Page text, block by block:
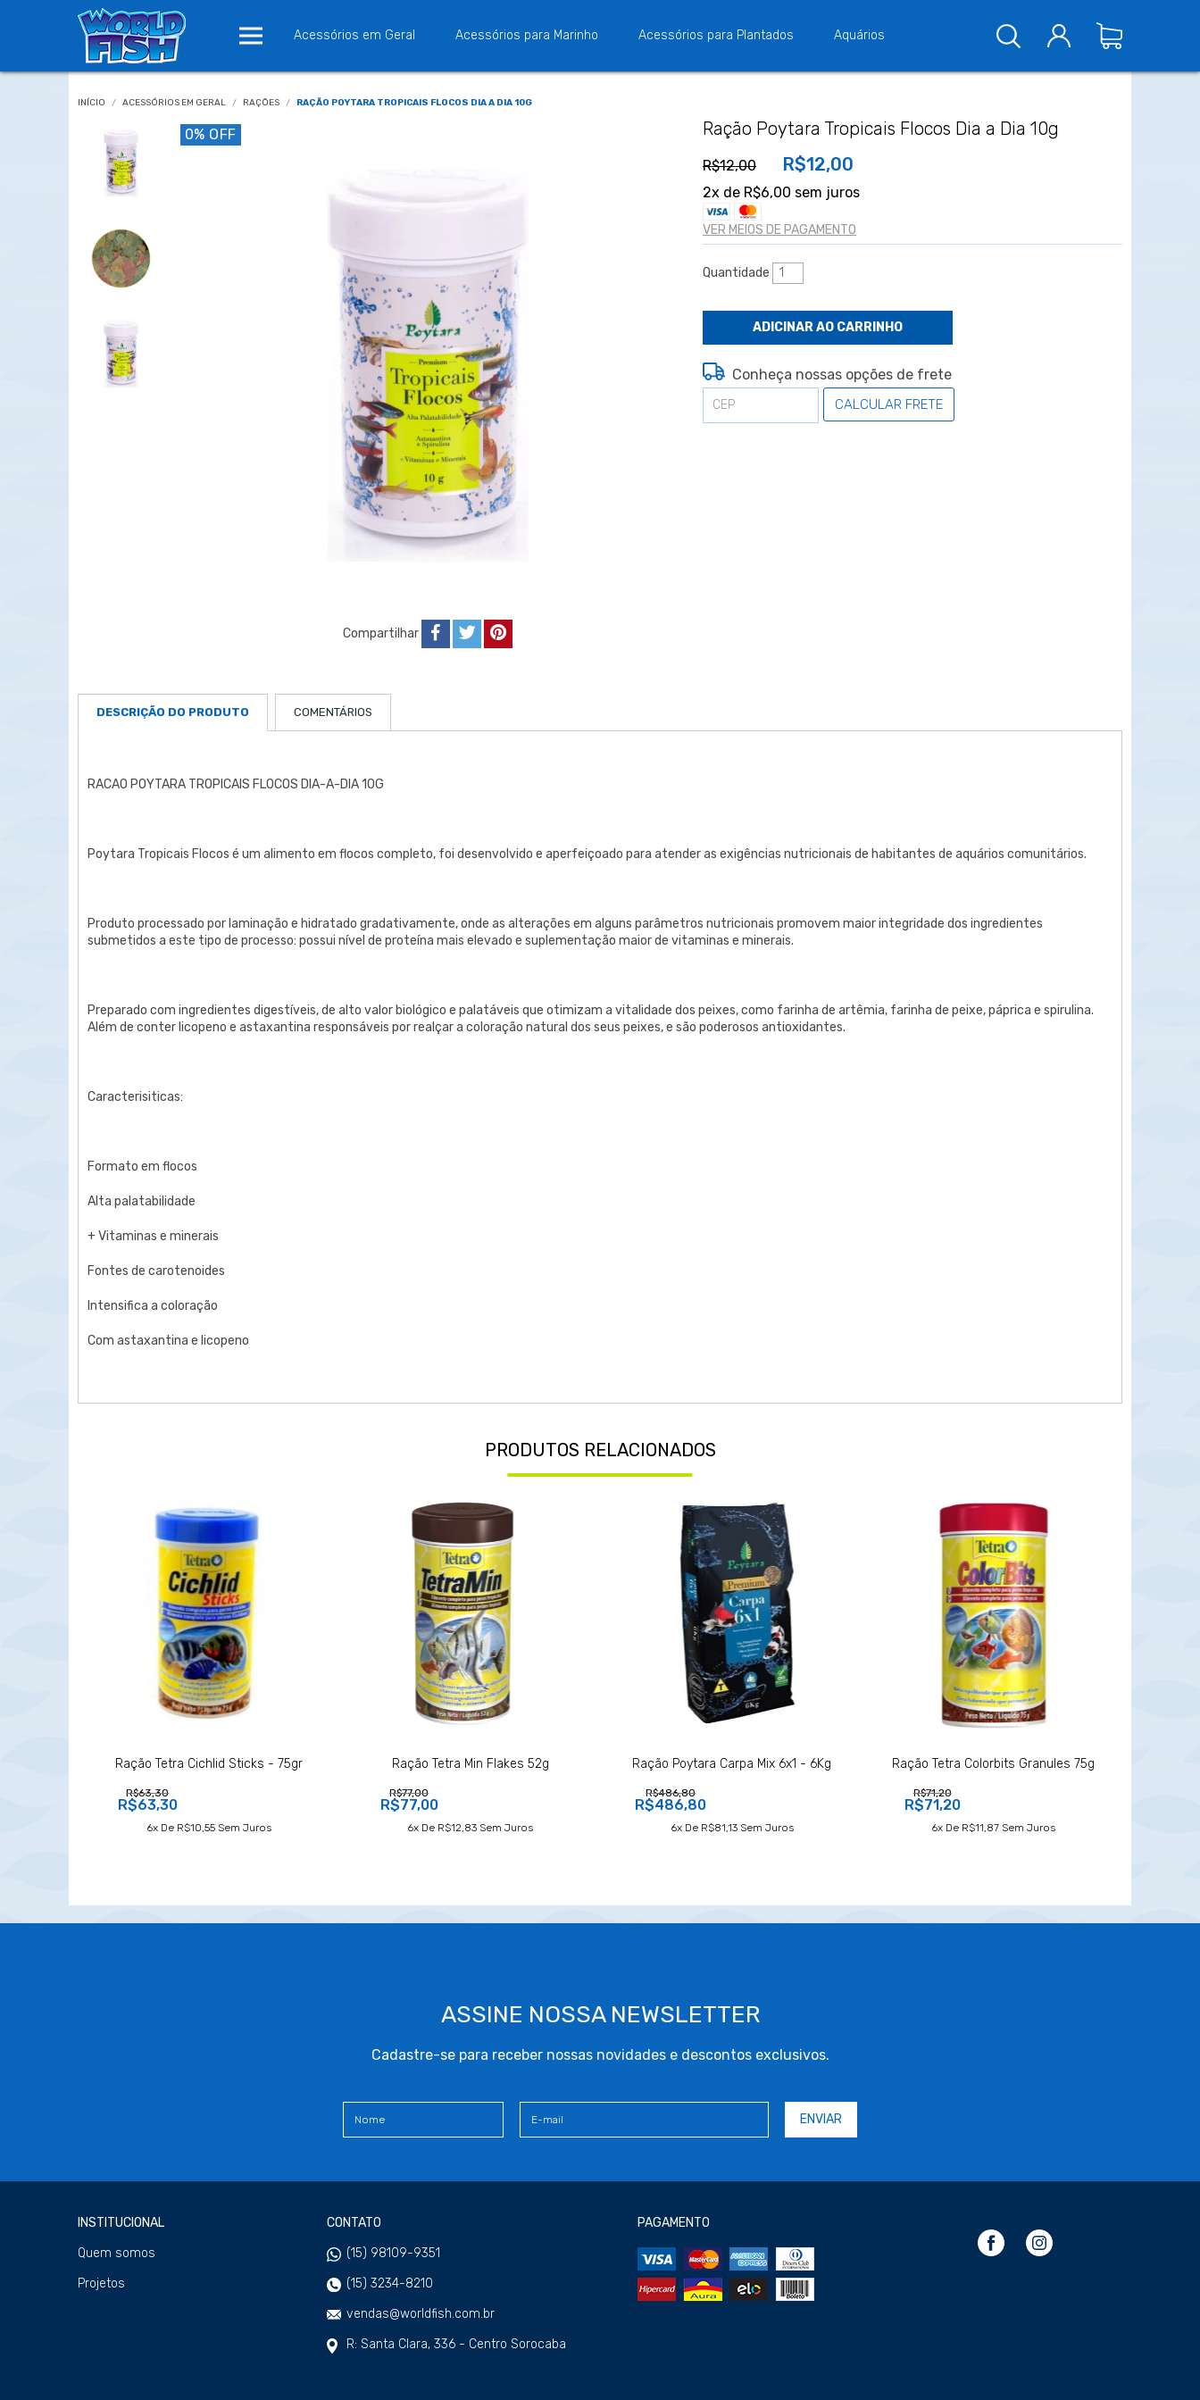
Acessórios em Geral Acessórios para Marinho Acessórios para Plantados Aquários
INÍCIO / ACESSÓRIOS EM GERAL / RAÇÕES / RAÇÃO POYTARA TROPICAIS FLOCOS DIA A DIA 10G
0% OFF Ração Poytara Tropicais Flocos Dia a Dia 10g
R$12,00 R$12,00
2x de R$6,00 sem juros
VER MEIOS DE PAGAMENTO
Quantidade
Conheça nossas opções de frete
CALCULAR FRETE
DESCRIÇÃO DO PRODUTO COMENTÁRIOS
RACAO POYTARA TROPICAIS FLOCOS DIA-A-DIA 10G
Poytara Tropicais Flocos é um alimento em flocos completo, foi desenvolvido e aperfeiçoado para atender as exigências nutricionais de habitantes de aquários comunitários.
Produto processado por laminação e hidratado gradativamente, onde as alterações em alguns parâmetros nutricionais promovem maior integridade dos ingredientes
submetidos a este tipo de processo: possui nível de proteína mais elevado e suplementação maior de vitaminas e minerais.
Preparado com ingredientes digestíveis, de alto valor biológico e palatáveis que otimizam a vitalidade dos peixes, como farinha de artêmia, farinha de peixe, páprica e spirulina.
Além de conter licopeno e astaxantina responsáveis por realçar a coloração natural dos seus peixes, e são poderosos antioxidantes.
Caracterisiticas:
Formato em flocos
Alta palatabilidade
+ Vitaminas e minerais
Fontes de carotenoides
Intensifica a coloração
Com astaxantina e licopeno
PRODUTOS RELACIONADOS
Ração Tetra Cichlid Sticks - 75gr
R$63,30
R$63,30
6X De R$10,55Sem Juros
Ração Tetra Min Flakes 52g
R$77,00
R$77,00
6X De R$12,83 Sem Juros
Ração Poytara Carpa Mix 6x1 - 6Kg
R$486,80
R$486,80
6X De R$81,13Sem Juros
Ração Tetra Colorbits Granules 75g
R$71,20
R$71,20
6X De R$11,87 Sem Juros
ASSINE NOSSA NEWSLETTER
Cadastre-se para receber nossas novidades e descontos exclusivos.
INSTITUCIONAL
Quem somos
Projetos
CONTATO
(15) 98109-9351
(15) 3234-8210
vendas@worldfish.com.br
R: Santa Clara, 336 - Centro Sorocaba
PAGAMENTO